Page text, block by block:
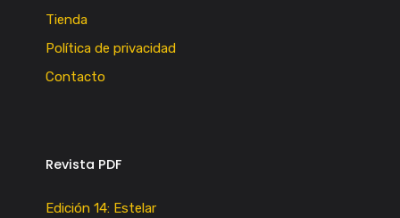
Tienda
Política de privacidad
Contacto
Revista PDF
Edición 14: Estelar